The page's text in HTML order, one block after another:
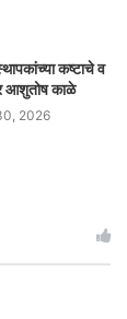
कष्टाचे व
आशुतोष काळे
2026